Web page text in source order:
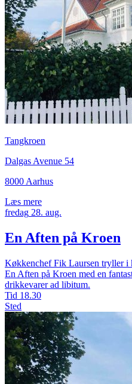
Tangkroen
Dalgas Avenue 54
8000 Aarhus
Læs mere
fredag 28. aug.
En Aften på Kroen
Køkkenchef Fik Laursen tryller i
En Aften på Kroen med en
drikkevarer ad libitum.
Tid 18.30
Sted